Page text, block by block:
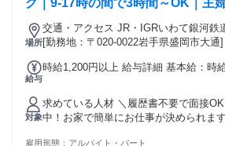
グ｜9-17時の間で3時間～OK｜主
場所
交通・アクセス JR・IGRいわて銀河鉄
分、JR「上盛岡駅」徒歩15分
[勤務地：〒020-0022岩手県盛岡市大通]
給与
時給1,200円以上 給与詳細 基本給：時給 1200
＊前払い制度あり ＞稼働分を月初に支
支払い）
対象
求めている人材 ＼履歴書不要で面接
中！お家で簡単にお仕事が決められます！ ＊飲食/調理
雇用形態： アルバイト・パート